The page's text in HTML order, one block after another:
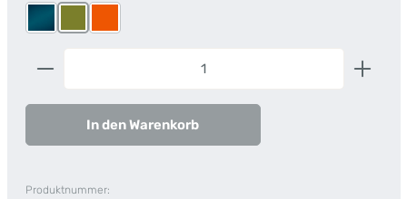
Ocean Blue
OlivegrünOrange
Produkt Anzahl: Gib den gewünschten Wert ein
In den Warenkorb
Produktnummer: